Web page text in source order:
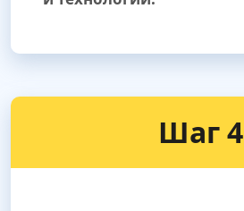
Шаг 4